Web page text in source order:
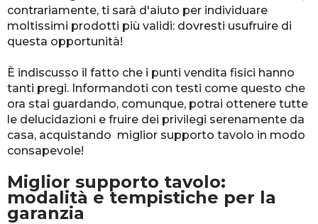
contrariamente, ti sarà d'aiuto per individuare
moltissimi prodotti più validi: dovresti usufruire di
questa opportunità!
È indiscusso il fatto che i punti vendita fisici hanno
tanti pregi. Informandoti con testi come questo che
ora stai guardando, comunque, potrai ottenere tutte
le delucidazioni e fruire dei privilegi serenamente da
casa, acquistando miglior supporto tavolo in modo
consapevole!
Miglior supporto tavolo:
modalità e tempistiche per la
garanzia